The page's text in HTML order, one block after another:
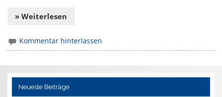
» Weiterlesen
Kommentar hinterlassen
Neueste Beiträge